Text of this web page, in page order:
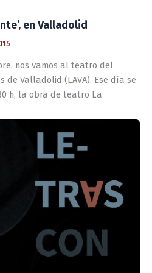
en Valladolid
nos vamos al teatro del
de Valladolid (LAVA). Ese día se
h, la obra de teatro La